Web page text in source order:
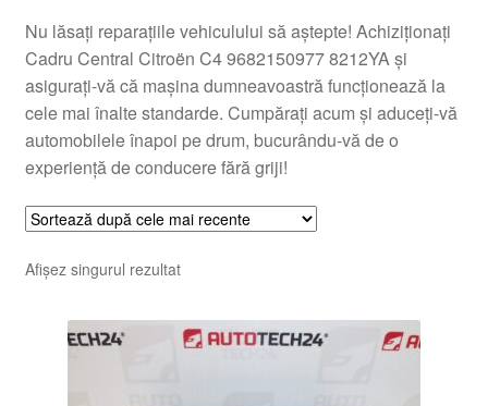
Procedura de reclamație
Termeni si conditii
Nu lăsați reparațiile vehiculului să aștepte! Achiziționați
Cadru Central Citroën C4 9682150977 8212YA și
asigurați-vă că mașina dumneavoastră funcționează la
cele mai înalte standarde. Cumpărați acum și aduceți-vă
automobilele înapoi pe drum, bucurându-vă de o
experiență de conducere fără griji!
Afișez singurul rezultat